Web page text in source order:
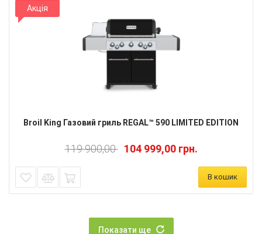
Акція
Broil King Газовий гриль REGAL™ 590 LIMITED EDITION
119 900,00 104 999,00 грн.
В кошик
Показати ще